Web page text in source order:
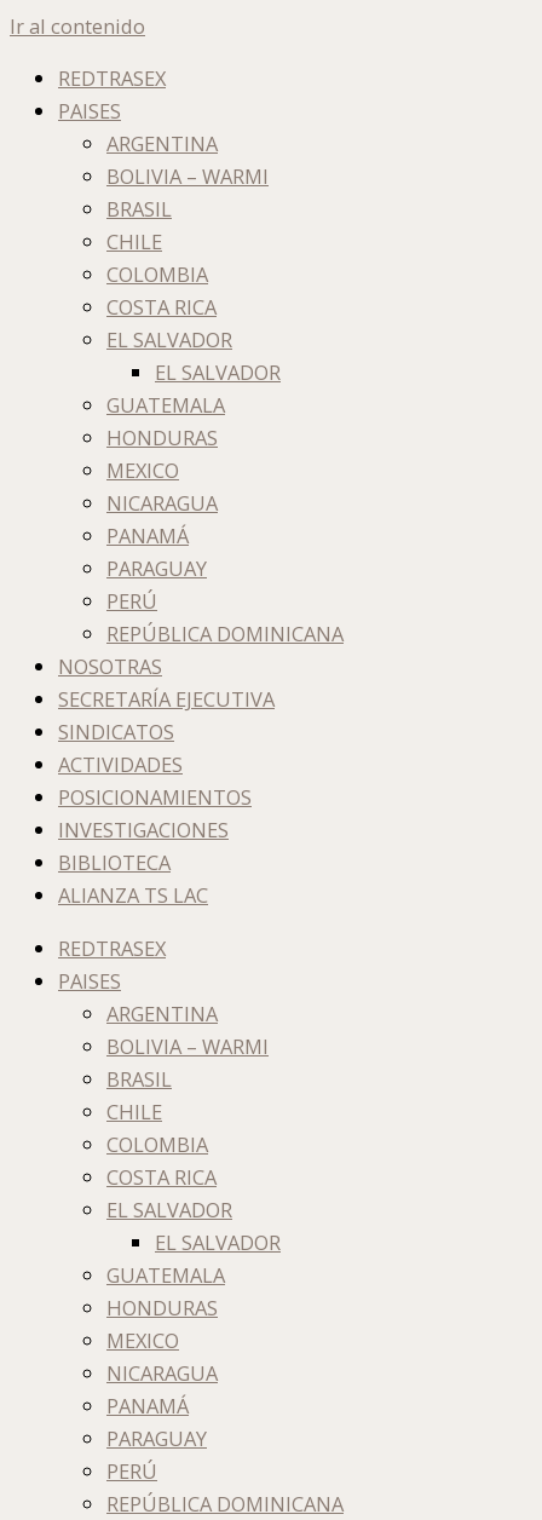
Ir al contenido
REDTRASEX
PAISES
ARGENTINA
BOLIVIA – WARMI
BRASIL
CHILE
COLOMBIA
COSTA RICA
EL SALVADOR
EL SALVADOR
GUATEMALA
HONDURAS
MEXICO
NICARAGUA
PANAMÁ
PARAGUAY
PERÚ
REPÚBLICA DOMINICANA
NOSOTRAS
SECRETARÍA EJECUTIVA
SINDICATOS
ACTIVIDADES
POSICIONAMIENTOS
INVESTIGACIONES
BIBLIOTECA
ALIANZA TS LAC
REDTRASEX
PAISES
ARGENTINA
BOLIVIA – WARMI
BRASIL
CHILE
COLOMBIA
COSTA RICA
EL SALVADOR
EL SALVADOR
GUATEMALA
HONDURAS
MEXICO
NICARAGUA
PANAMÁ
PARAGUAY
PERÚ
REPÚBLICA DOMINICANA